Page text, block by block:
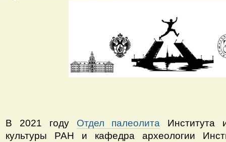
В 2021 году Отдел палеолита Института
культуры РАН и кафедра археологии